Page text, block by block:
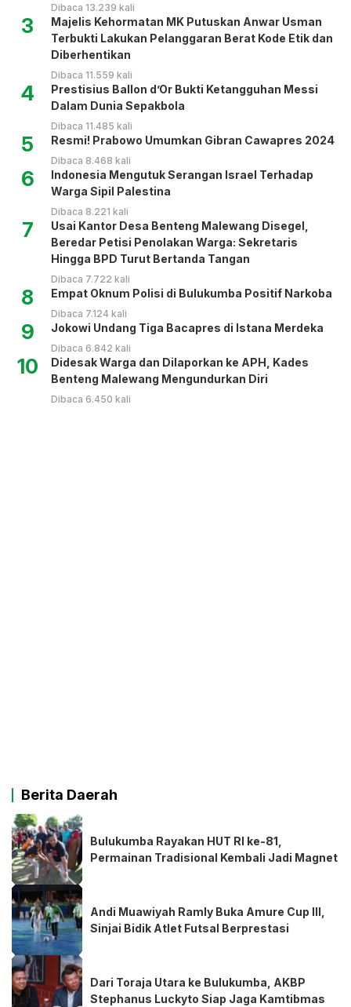
Dibaca 13.239 kali
3
Majelis Kehormatan MK Putuskan Anwar Usman
Terbukti Lakukan Pelanggaran Berat Kode Etik dan
Diberhentikan
Dibaca 11.559 kali
4
Prestisius Ballon d’Or Bukti Ketangguhan Messi
Dalam Dunia Sepakbola
Dibaca 11.485 kali
5 Resmi! Prabowo Umumkan Gibran Cawapres 2024
Dibaca 8.468 kali
6
Indonesia Mengutuk Serangan Israel Terhadap
Warga Sipil Palestina
Dibaca 8.221 kali
7
Usai Kantor Desa Benteng Malewang Disegel,
Beredar Petisi Penolakan Warga: Sekretaris
Hingga BPD Turut Bertanda Tangan
Dibaca 7.722 kali
8 Empat Oknum Polisi di Bulukumba Positif Narkoba
Dibaca 7.124 kali
9 Jokowi Undang Tiga Bacapres di Istana Merdeka
Dibaca 6.842 kali
10
Didesak Warga dan Dilaporkan ke APH, Kades
Benteng Malewang Mengundurkan Diri
Dibaca 6.450 kali
Berita Daerah
Bulukumba Rayakan HUT RI ke-81,
Permainan Tradisional Kembali Jadi Magnet
Andi Muawiyah Ramly Buka Amure Cup III,
Sinjai Bidik Atlet Futsal Berprestasi
Dari Toraja Utara ke Bulukumba, AKBP
Stephanus Luckyto Siap Jaga Kamtibmas